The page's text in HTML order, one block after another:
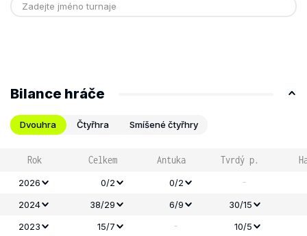
Bilance hráče
Dvouhra Čtyřhra Smíšené čtyřhry
Rok Celkem Antuka Tvrdý p.
2026 0/2 0/2 -
2024 38/29 6/9 30/15
2023
15/7 - 10/5